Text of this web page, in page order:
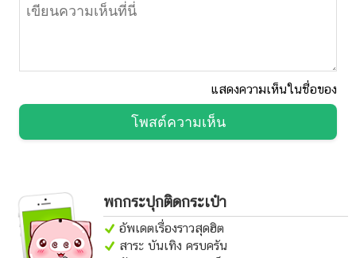
แสดงความเห็นในชื่อของ
โพสต์ความเห็น
พกกระปุกติดกระเป๋า
อัพเดตเรื่องราวสุดฮิต
สาระ บันเทิง ครบครัน